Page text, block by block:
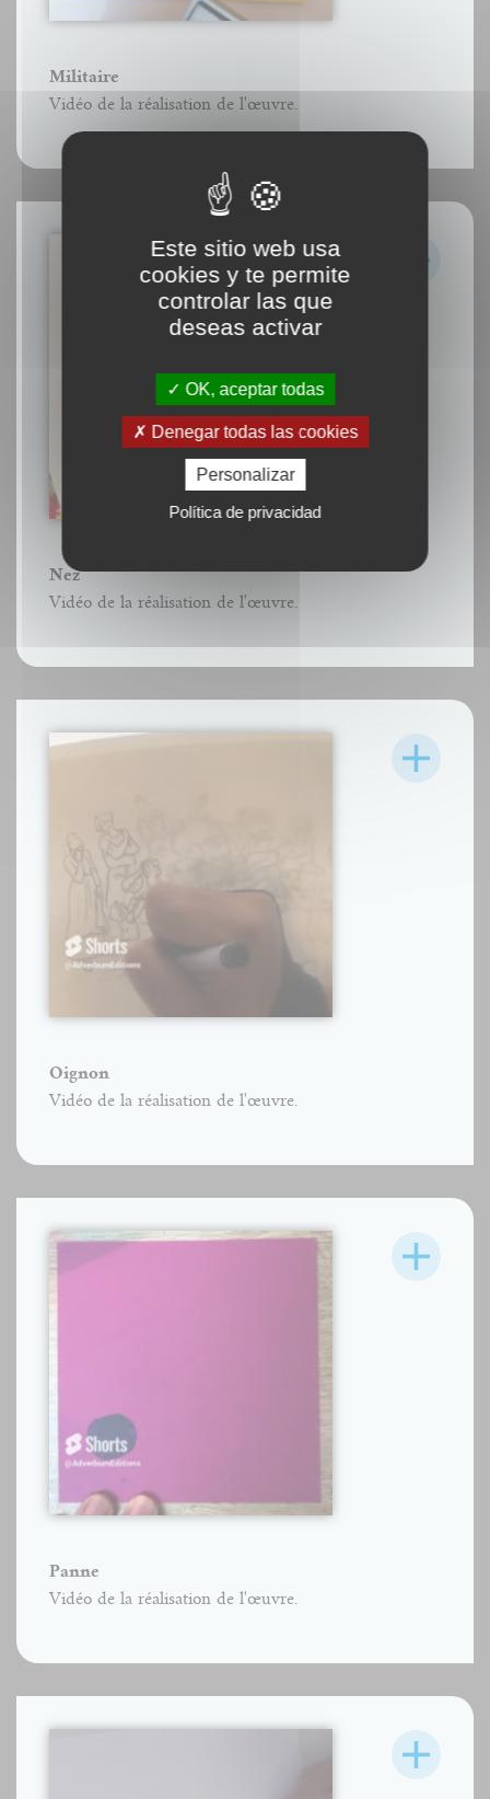
Militaire
Vidéo de la réalisation de l'œuvre.
Nez
Vidéo de la réalisation de l'œuvre.
Oignon
Vidéo de la réalisation de l'œuvre.
Panne
Vidéo de la réalisation de l'œuvre.
Este sitio web usa
cookies y te permite
controlar las que
deseas activar
OK, aceptar todas
Denegar todas las cookies
Personalizar
Política de privacidad